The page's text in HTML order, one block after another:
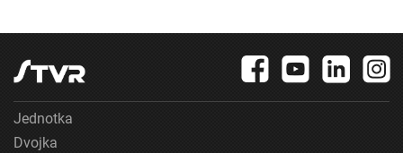
Jednotka
Dvojka